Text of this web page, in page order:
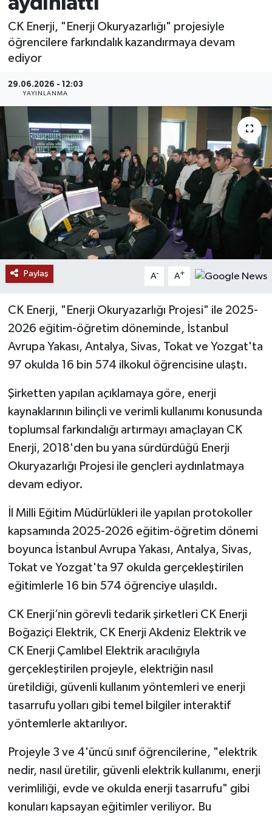
CK Enerji, "Enerji Okuryazarlığı" projesiyle
öğrencilere farkındalık kazandırmaya devam
ediyor
29.06.2026 - 12:03
YAYINLANMA
Paylaş A- A+
CK Enerji, "Enerji Okuryazarlığı Projesi" ile 2025-
2026 eğitim-öğretim döneminde, İstanbul
Avrupa Yakası, Antalya, Sivas, Tokat ve Yozgat'ta
97 okulda 16 bin 574 ilkokul öğrencisine ulaştı.
Şirketten yapılan açıklamaya göre, enerji
kaynaklarının bilinçli ve verimli kullanımı konusunda
toplumsal farkındalığı artırmayı amaçlayan CK
Enerji, 2018'den bu yana sürdürdüğü Enerji
Okuryazarlığı Projesi ile gençleri aydınlatmaya
devam ediyor.
İl Milli Eğitim Müdürlükleri ile yapılan protokoller
kapsamında 2025-2026 eğitim-öğretim dönemi
boyunca İstanbul Avrupa Yakası, Antalya, Sivas,
Tokat ve Yozgat'ta 97 okulda gerçekleştirilen
eğitimlerle 16 bin 574 öğrenciye ulaşıldı.
CK Enerji’nin görevli tedarik şirketleri CK Enerji
Boğaziçi Elektrik, CK Enerji Akdeniz Elektrik ve
CK Enerji Çamlıbel Elektrik aracılığıyla
gerçekleştirilen projeyle, elektriğin nasıl
üretildiği, güvenli kullanım yöntemleri ve enerji
tasarrufu yolları gibi temel bilgiler interaktif
yöntemlerle aktarılıyor.
Projeyle 3 ve 4'üncü sınıf öğrencilerine, "elektrik
nedir, nasıl üretilir, güvenli elektrik kullanımı, enerji
verimliliği, evde ve okulda enerji tasarrufu" gibi
konuları kapsayan eğitimler veriliyor. Bu
MAGAZİN
RESMİ İLANLAR
SİYASET
SOSYAL YARDIMLAR
SPONSORLU YAZI
SPOR
TEKNOLOJİ